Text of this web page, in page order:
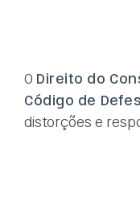
O Direito do
Código de
distorções e